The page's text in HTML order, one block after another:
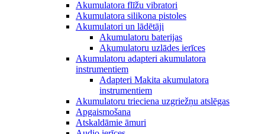
Akumulatora flīžu vibratori
Akumulatora silikona pistoles
Akumulatori un lādētāji
Akumulatoru baterijas
Akumulatoru uzlādes ierīces
Akumulatoru adapteri akumulatora
instrumentiem
Adapteri Makita akumulatora
instrumentiem
Akumulatoru trieciena uzgriežņu atslēgas
Apgaismošana
Atskaldāmie āmuri